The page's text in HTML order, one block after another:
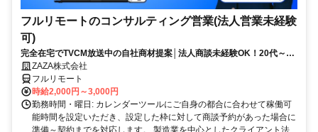
フルリモートのコンサルティング営業(法人営業未経験
可)
完全在宅でTVCM放送中の自社商材提案│法人商談未経験OK！20代～活
躍中◎顧客課題を解決する提案経験が積める環境
ZAZA株式会社
フルリモート
時給2,000円～3,000円
勤務時間・曜日: カレンダーツールにご自身の都合に合わせて稼働可
能時間を設定いただき、設定した枠に対して商談予約があった場合に
準備～契約までを対応します。 製造業を中心としたクライアント法